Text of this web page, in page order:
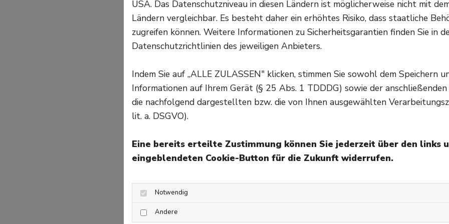
Was gibt es beim Schnäuzen außerdem zu beachten?
und dabei wenig Druck aufbauen. Dabei sollte immer
Was es obendrein zu
Gründliches Händewaschen und desinfizieren ist das A
Das Benutzen von Toilettenpapier und Küchenrolle
Pflegenasenspray unterstützt die beanspruchte
Papiertaschentücher schnellstmöglich in
USA. Das Datenschutzniveau in diesen Ländern ist möglicherweise nicht mit
Ländern vergleichbar. Es besteht daher ein erhöhtes Risiko, dass staatliche
zugreifen können. Weitere Informationen zu Sicherheitsgarantien finden Sie in
Datenschutzrichtlinien des jeweiligen Anbieters.
Indem Sie auf „ALLE ZULASSEN" klicken, stimmen Sie sowohl dem Speichern
Informationen auf Ihrem Gerät (§ 25 Abs. 1 TDDDG) sowie der
die nachfolgend dargestellten bzw. die von Ihnen ausgewählten
lit. a. DSGVO).
Eine bereits erteilte Zustimmung können Sie jederzeit über den links
eingeblendeten Cookie-Button für die Zukunft widerrufen.
Notwendig
Andere